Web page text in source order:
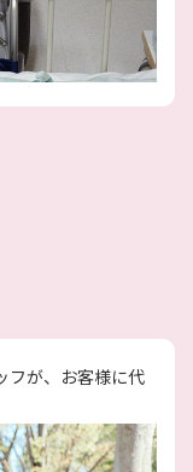
フが、お客様に代